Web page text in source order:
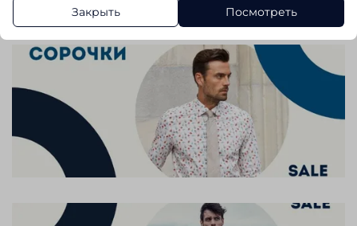
Закрыть Посмотреть